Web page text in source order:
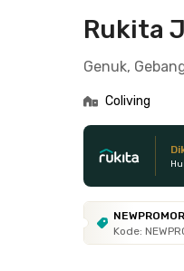
Rukita
Genuk,
Coliving
Kode: